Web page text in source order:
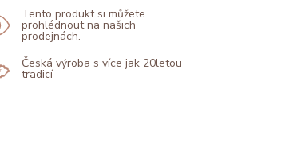
Tento produkt si můžete
prohlédnout na našich
prodejnách.
Česká výroba s více jak 20letou
tradicí